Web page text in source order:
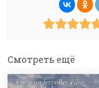
Смотреть ещё